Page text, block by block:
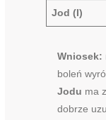
Jod (I)
Wniosek:
boleń
Jodu ma
dobrze